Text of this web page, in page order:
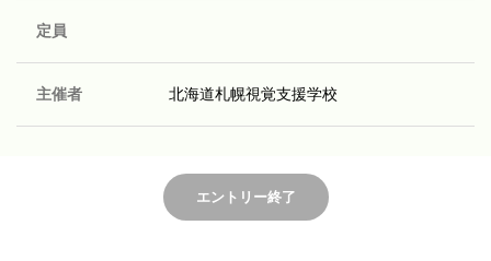
定員
主催者 北海道札幌視覚支援学校
エントリー終了